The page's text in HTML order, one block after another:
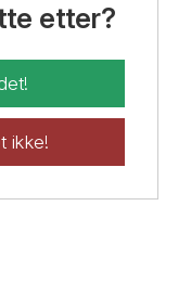
etter?
ikke!